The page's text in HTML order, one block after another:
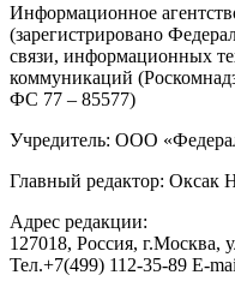
Информационное
(зарегистрировано
связи, информационных
коммуникаций
ФС 77 – 85577)
Учредитель: ООО
Главный редактор: Оксак
Адрес редакции:
127018, Россия, г.Москва,
Тел.+7(499) 112-35-89 E-